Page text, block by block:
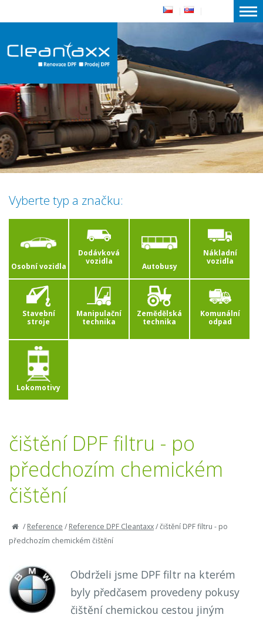
Vyberte typ a značku:
Osobní vozidla
Dodávková
vozidla
Autobusy
Nákladní
vozidla
Stavební
stroje
Manipulační
technika
Zemědělská
technika
Komunální
odpad
Lokomotivy
čištění DPF filtru - po
předchozím chemickém
čištění
/Reference /Reference DPF Cleantaxx/čištění DPF filtru - po
předchozím chemickém čištění
Obdrželi jsme DPF filtr na kterém
byly předčasem provedeny pokusy
čištění chemickou cestou jiným